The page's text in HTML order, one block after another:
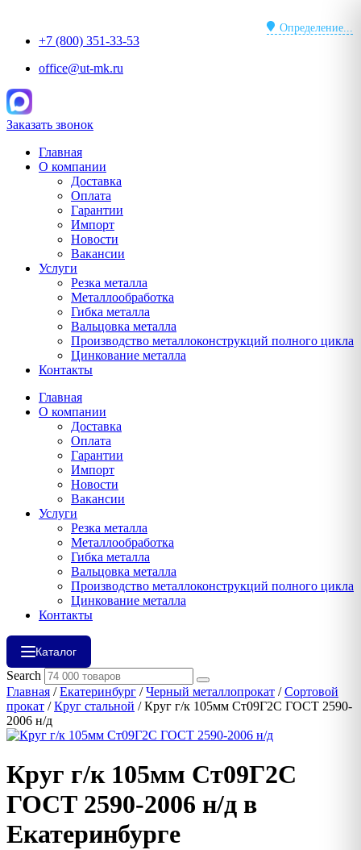
содержимому
Определение...
+7 (800) 351-33-53
office@ut-mk.ru
Заказать звонок
Главная
О компании
Доставка
Оплата
Гарантии
Импорт
Новости
Вакансии
Услуги
Резка металла
Металлообработка
Гибка металла
Вальцовка металла
Производство металлоконструкций полного цикла
Цинкование металла
Контакты
Главная
О компании
Доставка
Оплата
Гарантии
Импорт
Новости
Вакансии
Услуги
Резка металла
Металлообработка
Гибка металла
Вальцовка металла
Производство металлоконструкций полного цикла
Цинкование металла
Контакты
Каталог
Search
Главная /Екатеринбург /Черный металлопрокат /Сортовой
прокат /Круг стальной / Круг г/к 105мм Ст09Г2С ГОСТ 2590-
2006 н/д
Круг г/к 105мм Ст09Г2С
ГОСТ 2590-2006 н/д в
Екатеринбурге